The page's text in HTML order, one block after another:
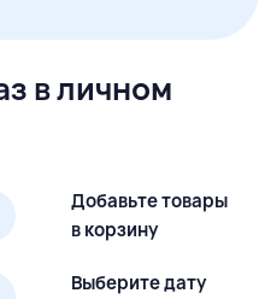
в личном
Добавьте товары
в корзину
Выберите дату